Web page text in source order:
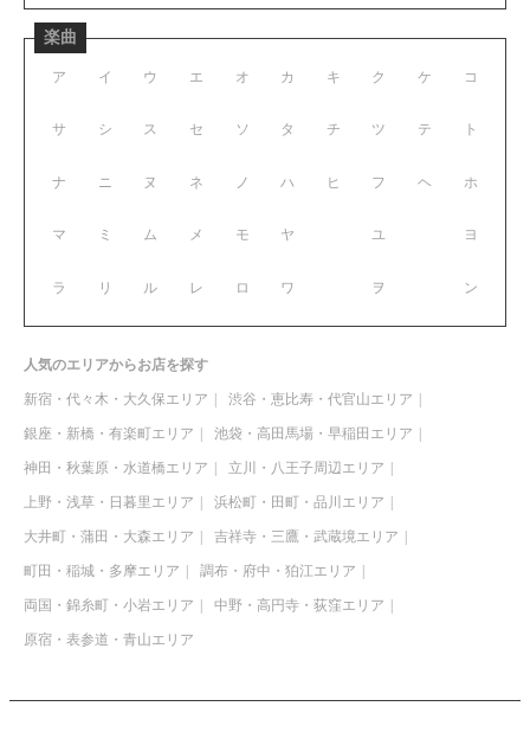
楽曲
ア イ ウ エ オ
サ シ ス セ ソ
ナ ニ ヌ ネ ノ
マ ミ ム メ モ
ラ リ ル レ ロ
カ キ ク ケ コ
タ チ ツ テ ト
ハ ヒ フ ヘ ホ
ヤ ユ ヨ
ワ ヲ ン
人気のエリアからお店を探す
新宿・代々木・大久保エリア 渋谷・恵比寿・代官山エリア
銀座・新橋・有楽町エリア 池袋・高田馬場・早稲田エリア
神田・秋葉原・水道橋エリア 立川・八王子周辺エリア
上野・浅草・日暮里エリア 浜松町・田町・品川エリア
大井町・蒲田・大森エリア 吉祥寺・三鷹・武蔵境エリア
町田・稲城・多摩エリア 調布・府中・狛江エリア
両国・錦糸町・小岩エリア 中野・高円寺・荻窪エリア
原宿・表参道・青山エリア